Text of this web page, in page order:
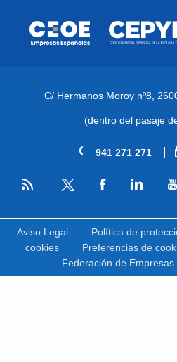
C/ Hermanos Moroy nº8,
(dentro del pasaje
941 271 271
RSS
Aviso Legal Política de
cookies
Preferencias de
Federación de